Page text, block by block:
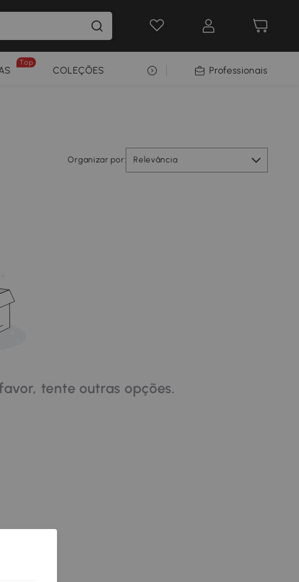
Top
COLEÇÕES SELEÇÃO PREMIUMProfessionais
Organizar por: Relevância
tente outras opções.